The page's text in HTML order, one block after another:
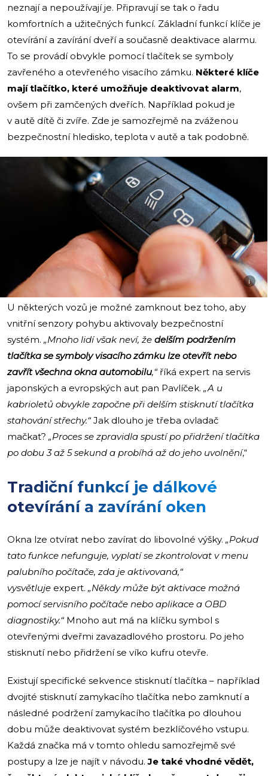
neznají a nepoužívají je. Připravují se tak o řadu
komfortních a užitečných funkcí. Základní funkcí klíče je
otevírání a zavírání dveří a současně deaktivace alarmu.
To se provádí obvykle pomocí tlačítek se symboly
zavřeného a otevřeného visacího zámku. Některé klíče
mají tlačítko, které umožňuje deaktivovat alarm,
ovšem při zamčených dveřích. Například pokud je
v autě dítě či zvíře. Zde je samozřejmě na zváženou
bezpečnostní hledisko, teplota v autě a tak podobně.
i
U některých vozů je možné zamknout bez toho, aby
vnitřní senzory pohybu aktivovaly bezpečnostní
systém. „Mnoho lidí však neví, že delším podržením
tlačítka se symboly visacího zámku lze otevřít nebo
zavřít všechna okna automobilu,“říká expert na servis
japonských a evropských aut pan Pavlíček. „A u
kabrioletů obvykle započne při delším stisknutí tlačítka
stahování střechy.“Jak dlouho je třeba ovladač
mačkat? „Proces se zpravidla spustí po přidržení tlačítka
po dobu 3 až 5 sekund a probíhá až do jeho uvolnění,“
Tradiční funkcí je dálkové
otevírání a zavírání oken
Okna lze otvírat nebo zavírat do libovolné výšky. „Pokud
tato funkce nefunguje, vyplatí se zkontrolovat v menu
palubního počítače, zda je aktivovaná,“
vysvětluje expert. „Někdy může být aktivace možná
pomocí servisního počítače nebo aplikace a OBD
diagnostiky.“ Mnoho aut má na klíčku symbol s
otevřenými dveřmi zavazadlového prostoru. Po jeho
stisknutí nebo přidržení se víko kufru otevře.
Existují specifické sekvence stisknutí tlačítka – například
dvojité stisknutí zamykacího tlačítka nebo zamknutí a
následné podržení zamykacího tlačítka po dlouhou
dobu může deaktivovat systém bezklíčového vstupu.
Každá značka má v tomto ohledu samozřejmě své
postupy a lze je najít v návodu.Je také vhodné vědět,